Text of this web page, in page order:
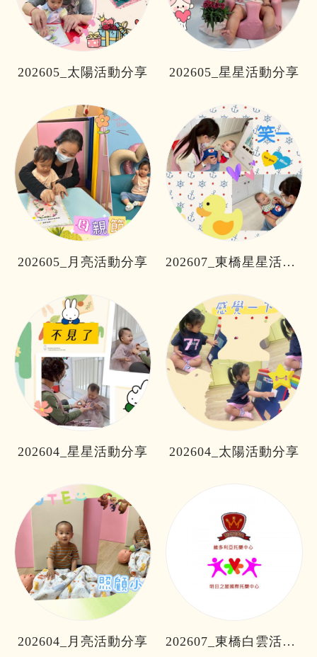
202605_太陽活動分享 202605_星星活動分享
202605_月亮活動分享 202607_東橋星星活動分享
202604_星星活動分享 202604_太陽活動分享
202604_月亮活動分享 202607_東橋白雲活動分享